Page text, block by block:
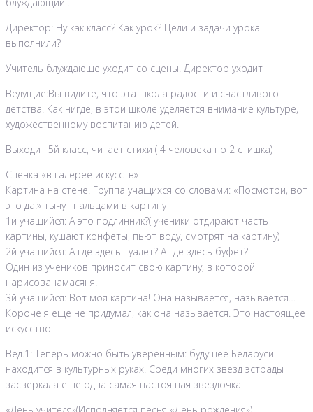
блуждающий…
Директор: Ну как класс? Как урок? Цели и задачи урока
выполнили?
Учитель блуждающе уходит со сцены. Директор уходит
Ведущие:Вы видите, что эта школа радости и счастливого
детства! Как нигде, в этой школе уделяется внимание культуре,
художественному воспитанию детей.
Выходит 5й класс, читает стихи ( 4 человека по 2 стишка)
Сценка «в галерее искусств»
Картина на стене. Группа учащихся со словами: «Посмотри, вот
это да!» тычут пальцами в картину
1й учащийся: А это подлинник?( ученики отдирают часть
картины, кушают конфеты, пьют воду, смотрят на картину)
2й учащийся: А где здесь туалет? А где здесь буфет?
Один из учеников приносит свою картину, в которой
нарисованамасяня.
3й учащийся: Вот моя картина! Она называется, называется…
Короче я еще не придумал, как она называется. Это настоящее
искусство.
Вед.1: Теперь можно быть уверенным: будущее Беларуси
находится в культурных руках! Среди многих звезд эстрады
засверкала еще одна самая настоящая звездочка.